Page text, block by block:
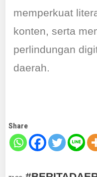
memperkuat
konten, serta
perlindungan
daerah.
Share